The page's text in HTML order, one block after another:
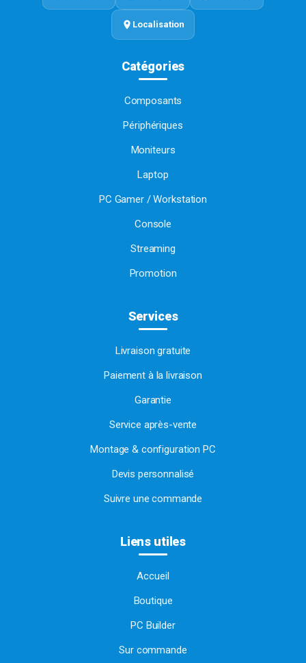
Localisation
Catégories
Composants
Périphériques
Moniteurs
Laptop
PC Gamer / Workstation
Console
Streaming
Promotion
Services
Livraison gratuite
Paiement à la livraison
Garantie
Service après-vente
Montage & configuration PC
Devis personnalisé
Suivre une commande
Liens utiles
Accueil
Boutique
PC Builder
Sur commande